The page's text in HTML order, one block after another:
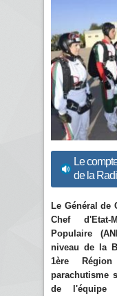
Le
de la
Le Général de
Chef d'Etat-
Populaire
niveau de la
1ère
parachutisme
de l'équipe